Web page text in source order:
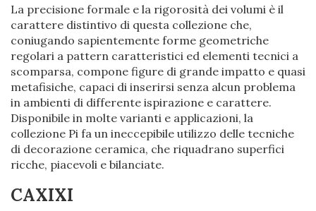
La precisione formale e la rigorosità dei volumi è il
carattere distintivo di questa collezione che,
coniugando sapientemente forme geometriche
regolari a pattern caratteristici ed elementi tecnici a
scomparsa, compone figure di grande impatto e quasi
metafisiche, capaci di inserirsi senza alcun problema
in ambienti di differente ispirazione e carattere.
Disponibile in molte varianti e applicazioni, la
collezione Pi fa un ineccepibile utilizzo delle tecniche
di decorazione ceramica, che riquadrano superfici
ricche, piacevoli e bilanciate.
CAXIXI